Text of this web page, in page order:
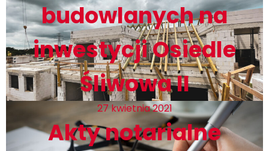
budowlanych na
inwestycji Osiedle
Śliwowa II
27 kwietnia 2021
Akty notarialne